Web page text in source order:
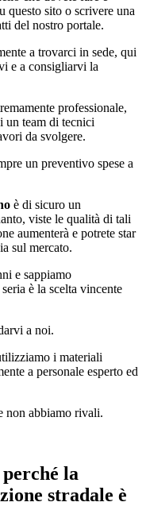
questo sito o scrivere una
del nostro portale.
a trovarci in sede, qui
e a consigliarvi la
professionale,
team di tecnici
da svolgere.
un preventivo spese a
è di sicuro un
viste le qualità di tali
aumenterà e potrete star
sul mercato.
e sappiamo
è la scelta vincente
a noi.
i materiali
a personale esperto ed
non abbiamo rivali.
la
stradale è